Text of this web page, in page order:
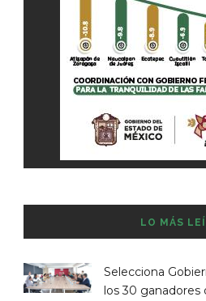
LO MÁS
Selecciona
los 30